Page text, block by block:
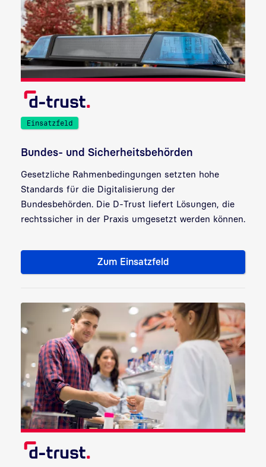
Einsatzfeld
Bundes- und Sicherheitsbehörden
Gesetzliche Rahmenbedingungen setzten hohe
Standards für die Digitalisierung der
Bundesbehörden. Die D-Trust liefert Lösungen, die
rechtssicher in der Praxis umgesetzt werden können.
Zum Einsatzfeld
Bundes- und